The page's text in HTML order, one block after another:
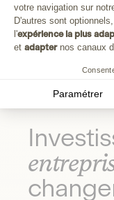
Plongez au cœur
celle qui fait du
Découvrir notre
votre navigation sur
D'autres sont
l'expérience la plus
et adapternos canaux
Paramétrer